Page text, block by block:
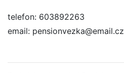
telefon: 603892263
email: pensionvezka@email.cz